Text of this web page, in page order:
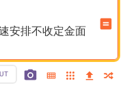
安排不收定金面